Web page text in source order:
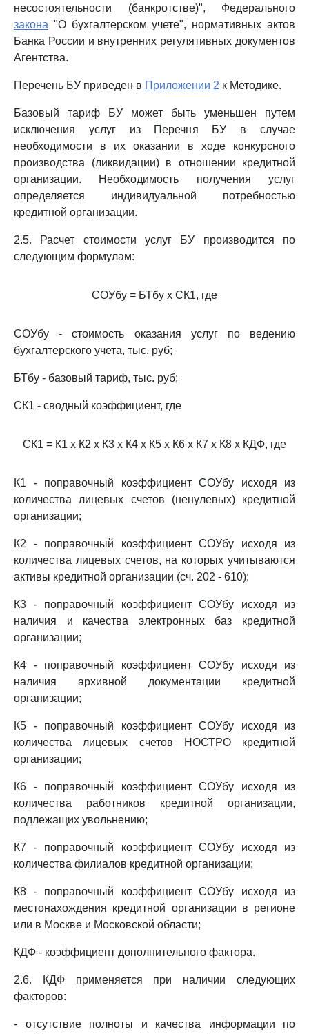
несостоятельности (банкротстве)", Федерального
закона "О бухгалтерском учете", нормативных актов
Банка России и внутренних регулятивных документов
Агентства.
Перечень БУ приведен в Приложении 2 к Методике.
Базовый тариф БУ может быть уменьшен путем
исключения услуг из Перечня БУ в случае
необходимости в их оказании в ходе конкурсного
производства (ликвидации) в отношении кредитной
организации. Необходимость получения услуг
определяется индивидуальной потребностью
кредитной организации.
2.5. Расчет стоимости услуг БУ производится по
следующим формулам:
СОУбу = БТбу x СК1, где
СОУбу - стоимость оказания услуг по ведению
бухгалтерского учета, тыс. руб;
БТбу - базовый тариф, тыс. руб;
СК1 - сводный коэффициент, где
СК1 = К1 x К2 x К3 x К4 x К5 x К6 x К7 x К8 x КДФ, где
К1 - поправочный коэффициент СОУбу исходя из
количества лицевых счетов (ненулевых) кредитной
организации;
К2 - поправочный коэффициент СОУбу исходя из
количества лицевых счетов, на которых учитываются
активы кредитной организации (сч. 202 - 610);
К3 - поправочный коэффициент СОУбу исходя из
наличия и качества электронных баз кредитной
организации;
К4 - поправочный коэффициент СОУбу исходя из
наличия архивной документации кредитной
организации;
К5 - поправочный коэффициент СОУбу исходя из
количества лицевых счетов НОСТРО кредитной
организации;
К6 - поправочный коэффициент СОУбу исходя из
количества работников кредитной организации,
подлежащих увольнению;
К7 - поправочный коэффициент СОУбу исходя из
количества филиалов кредитной организации;
К8 - поправочный коэффициент СОУбу исходя из
местонахождения кредитной организации в регионе
или в Москве и Московской области;
КДФ - коэффициент дополнительного фактора.
2.6. КДФ применяется при наличии следующих
факторов:
- отсутствие полноты и качества информации по